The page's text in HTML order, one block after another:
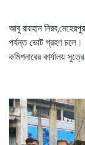
আবু রায়হান
পর্যন্ত ভোট গ্রহণ চলে।
কমিশনারের কার্যালয়